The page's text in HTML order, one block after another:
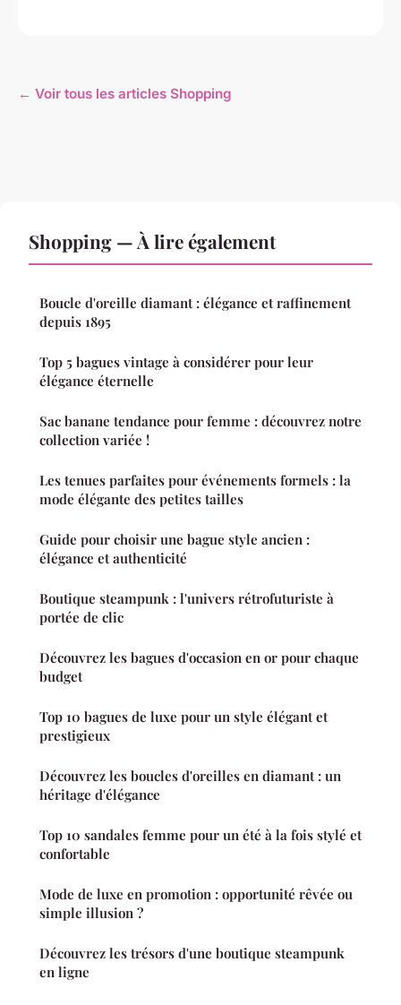
← Voir tous les articles Shopping
Shopping — À lire également
Boucle d'oreille diamant : élégance et raffinement
depuis 1895
Top 5 bagues vintage à considérer pour leur
élégance éternelle
Sac banane tendance pour femme : découvrez notre
collection variée !
Les tenues parfaites pour événements formels : la
mode élégante des petites tailles
Guide pour choisir une bague style ancien :
élégance et authenticité
Boutique steampunk : l'univers rétrofuturiste à
portée de clic
Découvrez les bagues d'occasion en or pour chaque
budget
Top 10 bagues de luxe pour un style élégant et
prestigieux
Découvrez les boucles d'oreilles en diamant : un
héritage d'élégance
Top 10 sandales femme pour un été à la fois stylé et
confortable
Mode de luxe en promotion : opportunité rêvée ou
simple illusion ?
Découvrez les trésors d'une boutique steampunk
en ligne